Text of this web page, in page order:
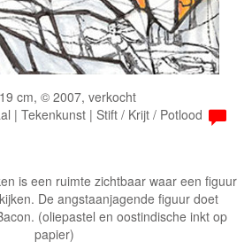
cm, © 2007, verkocht
| Tekenkunst | Stift / Krijt / Potlood
is een ruimte zichtbaar waar een figuur
De angstaanjagende figuur doet
(oliepastel en oostindische inkt op
papier)